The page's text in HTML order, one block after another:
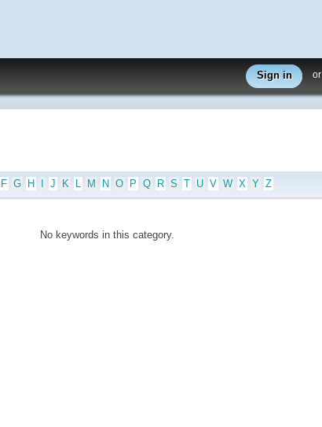
Sign in or
F G H J K L M N O P Q R S T U V W X Y Z
No keywords in this category.